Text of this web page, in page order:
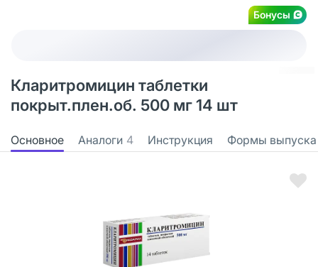
Бонусы
Кларитромицин таблетки
покрыт.плен.об. 500 мг 14 шт
Основное Аналоги 4 Инструкция Формы выпуска